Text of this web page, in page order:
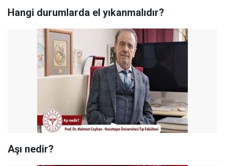
Hangi durumlarda el yıkanmalıdır?
Aşı nedir?